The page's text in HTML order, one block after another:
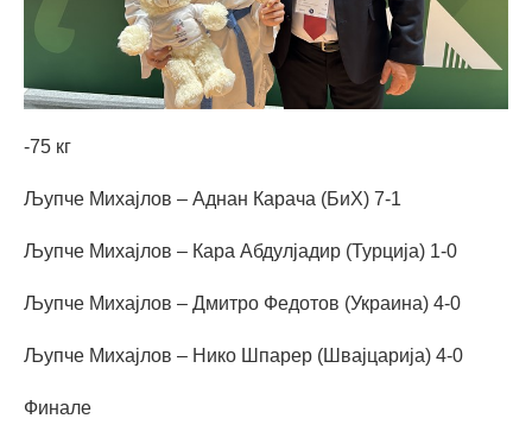
-75 кг
Љупче Михајлов – Аднан Карача (БиХ) 7-1
Љупче Михајлов – Кара Абдулјадир (Турција) 1-0
Љупче Михајлов – Дмитро Федотов (Украина) 4-0
Љупче Михајлов – Нико Шпарер (Швајцарија) 4-0
Финале